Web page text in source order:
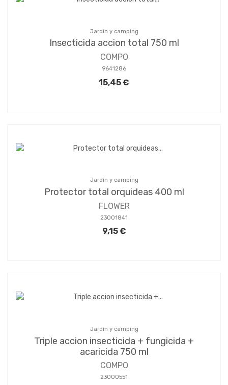
Jardín y camping
Insecticida accion total 750 ml
COMPO
9641286
15,45 €
Jardín y camping
Protector total orquideas 400 ml
FLOWER
23001841
9,15 €
Jardín y camping
Triple accion insecticida + fungicida +
acaricida 750 ml
COMPO
23000551